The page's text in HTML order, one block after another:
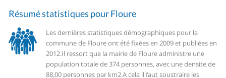
Résumé statistiques pour Floure
Les dernières statistiques démographiques pour la
commune de Floure ont été fixées en 2009 et publiées en
2012.Il ressort que la mairie de Floure administre une
population totale de 374 personnes, avec une densite de
88,00 personnes par km2.A cela il faut soustraire les